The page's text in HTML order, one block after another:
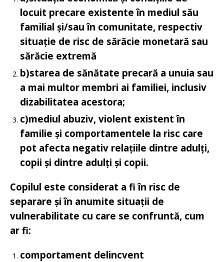
locuit precare existente în mediul său
familial și/sau în comunitate, respectiv
situație de risc de sărăcie monetară sau
sărăcie extremă
b)starea de sănătate precară a unuia sau
a mai multor membri ai familiei, inclusiv
dizabilitatea acestora;
c)mediul abuziv, violent existent în
familie și comportamentele la risc care
pot afecta negativ relațiile dintre adulți,
copii și dintre adulți și copii.
Copilul este considerat a fi în risc de
separare și în anumite situații de
vulnerabilitate cu care se confruntă, cum
ar fi:
comportament delincvent